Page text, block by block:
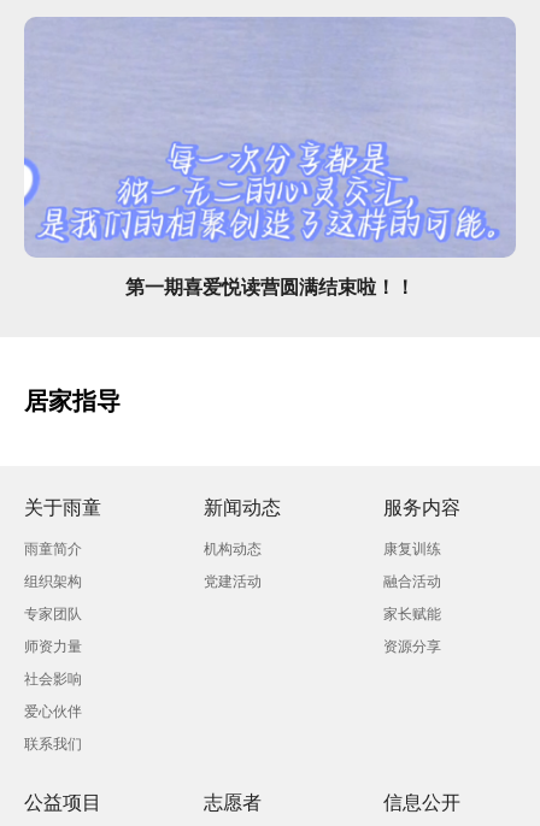
第一期喜爱悦读营圆满结束啦！！
居家指导
关于雨童
雨童简介
组织架构
专家团队
师资力量
社会影响
爱心伙伴
联系我们
新闻动态
机构动态
党建活动
服务内容
康复训练
融合活动
家长赋能
资源分享
公益项目 志愿者 信息公开